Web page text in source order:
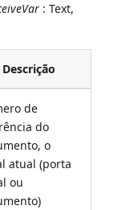
: Text,
Descrição
de
do
o
atual (porta
ou